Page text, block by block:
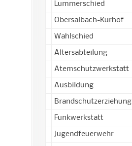
Lummerschied
Obersalbach-Kurhof
Wahlschied
Altersabteilung
Atemschutzwerkstatt
Ausbildung
Brandschutzerziehung
Funkwerkstatt
Jugendfeuerwehr